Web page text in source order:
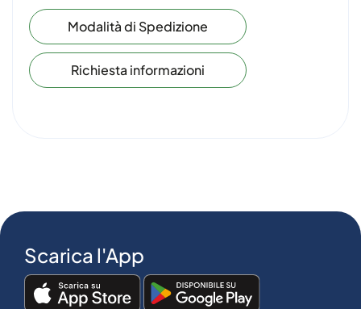
Modalità di Spedizione
Richiesta informazioni
Scarica l'App